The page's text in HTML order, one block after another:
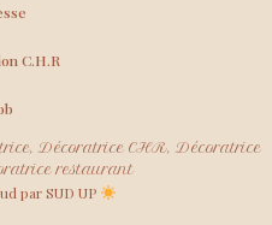
C.H.R
Décoratrice CHR, Décoratrice
restaurant
par SUD UP